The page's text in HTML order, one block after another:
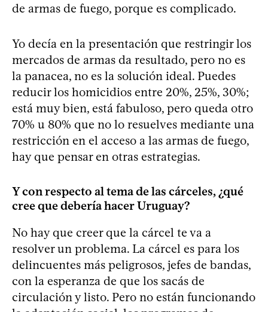
de armas de fuego, porque es complicado.
Yo decía en la presentación que restringir los
mercados de armas da resultado, pero no es
la panacea, no es la solución ideal. Puedes
reducir los homicidios entre 20%, 25%, 30%;
está muy bien, está fabuloso, pero queda otro
70% u 80% que no lo resuelves mediante una
restricción en el acceso a las armas de fuego,
hay que pensar en otras estrategias.
Y con respecto al tema de las cárceles, ¿qué
cree que debería hacer Uruguay?
No hay que creer que la cárcel te va a
resolver un problema. La cárcel es para los
delincuentes más peligrosos, jefes de bandas,
con la esperanza de que los sacás de
circulación y listo. Pero no están funcionando